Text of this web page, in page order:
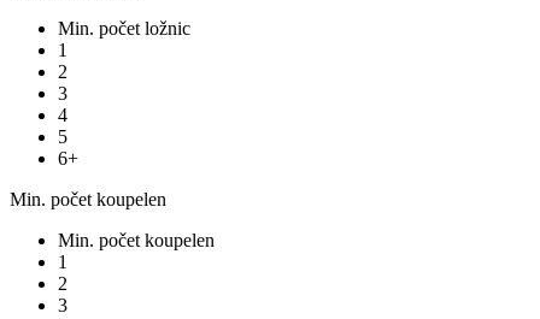
Min. počet ložnic
1
2
3
4
5
6+
Min. počet koupelen
Min. počet koupelen
1
2
3